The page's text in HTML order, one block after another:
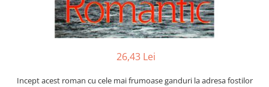
26,43 Lei
Incept acest roman cu cele mai frumoase ganduri la adresa fostilor